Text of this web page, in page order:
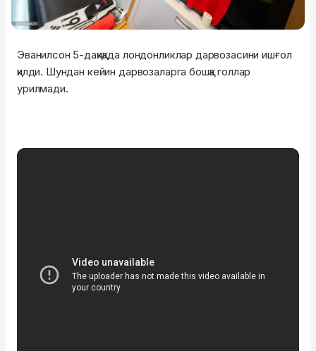
Эванилсон 5-дақиқада лондонликлар дарвозасини ишғол
қилди. Шундан кейин дарвозаларга бошқа голлар
урилмади.